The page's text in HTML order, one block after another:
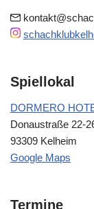
Spiellokal
DORMERO
Donaustraße 22-
93309 Kelheim
Google Maps
Termine